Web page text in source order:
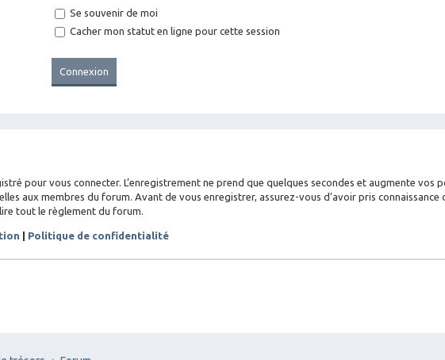
Se souvenir de moi
Cacher mon statut en ligne pour cette session
pour vous connecter. L’enregistrement ne prend que quelques secondes et augmente vos
aux membres du forum. Avant de vous enregistrer, assurez-vous d’avoir pris
tout le règlement du forum.
Politique de confidentialité